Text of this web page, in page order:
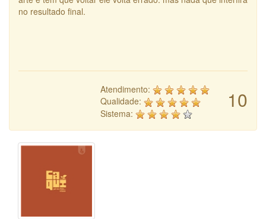
no resultado final.
10
Atendimento:
Qualidade:
Sistema: